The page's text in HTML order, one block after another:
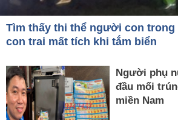
Tìm thấy thi thể người con
con trai mất tích khi tắm biển
Người phụ
đầu mối
miền Nam